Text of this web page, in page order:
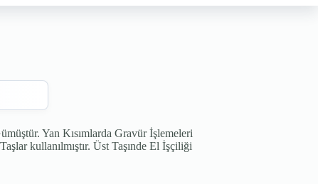
Yan Kısımlarda Gravür İşlemeleri
kullanılmıştır. Üst Taşınde El İşçiliği